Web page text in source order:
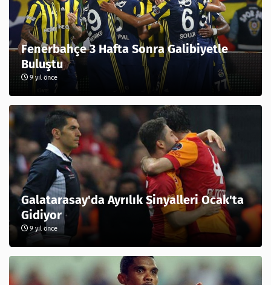
Fenerbahçe 3 Hafta Sonra Galibiyetle
Buluştu
9 yıl önce
Galatarasay'da Ayrılık Sinyalleri Ocak'ta
Gidiyor
9 yıl önce